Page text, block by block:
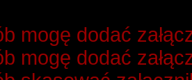
mogę dodać
mogę dodać